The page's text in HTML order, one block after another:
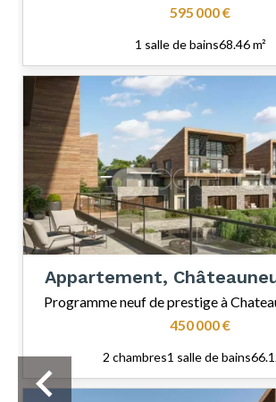
595 000 €
1 salle de bains68.46 m²
Appartement,
Programme neuf de prestige à
450 000 €
2 chambres1 salle de bains